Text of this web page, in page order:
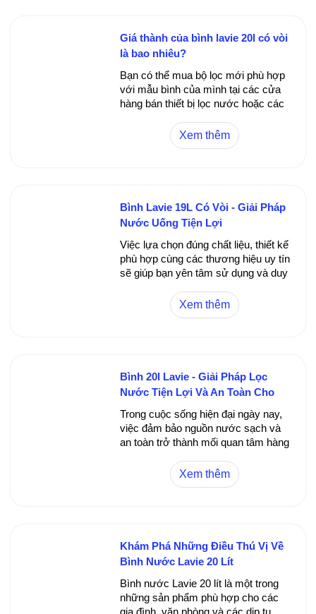
cách và dùng đúng loại bình phù
hợp.
Giá thành của bình lavie 20l có vòi
là bao nhiêu?
Bạn có thể mua bộ lọc mới phù hợp
với mẫu bình của mình tại các cửa
hàng bán thiết bị lọc nước hoặc các
thay thế khá đơn giản: tháo bộ lọc cũ
ra, lắp bộ lọc mới vào đúng vị trí, rồi
Xem thêm
Bình Lavie 19L Có Vòi - Giải Pháp
Nước Uống Tiện Lợi
Việc lựa chọn đúng chất liệu, thiết kế
phù hợp cùng các thương hiệu uy tín
sẽ giúp bạn yên tâm sử dụng và duy
Đừng quên vệ sinh bình định kỳ và
bảo quản đúng cách để nâng cao
Xem thêm
Bình 20l Lavie - Giải Pháp Lọc
Nước Tiện Lợi Và An Toàn Cho
Gia Đình Bạn
Trong cuộc sống hiện đại ngày nay,
việc đảm bảo nguồn nước sạch và
an toàn trở thành mối quan tâm hàng
chính là giải pháp lý tưởng giúp bạn
dễ dàng tiếp cận nguồn nước sạch,
Xem thêm
Khám Phá Những Điều Thú Vị Về
Bình Nước Lavie 20 Lít
Bình nước Lavie 20 lít là một trong
những sản phẩm phù hợp cho các
gia đình, văn phòng và các dịp tụ